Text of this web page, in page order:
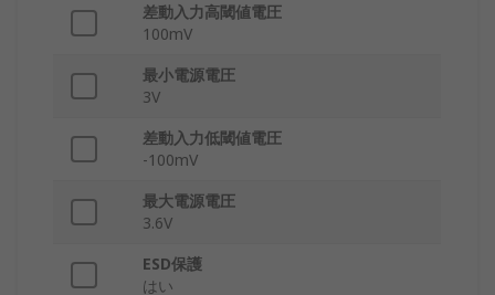
差動入力高閾値電圧
100mV
最小電源電圧
3V
差動入力低閾値電圧
-100mV
最大電源電圧
3.6V
ESD保護
はい